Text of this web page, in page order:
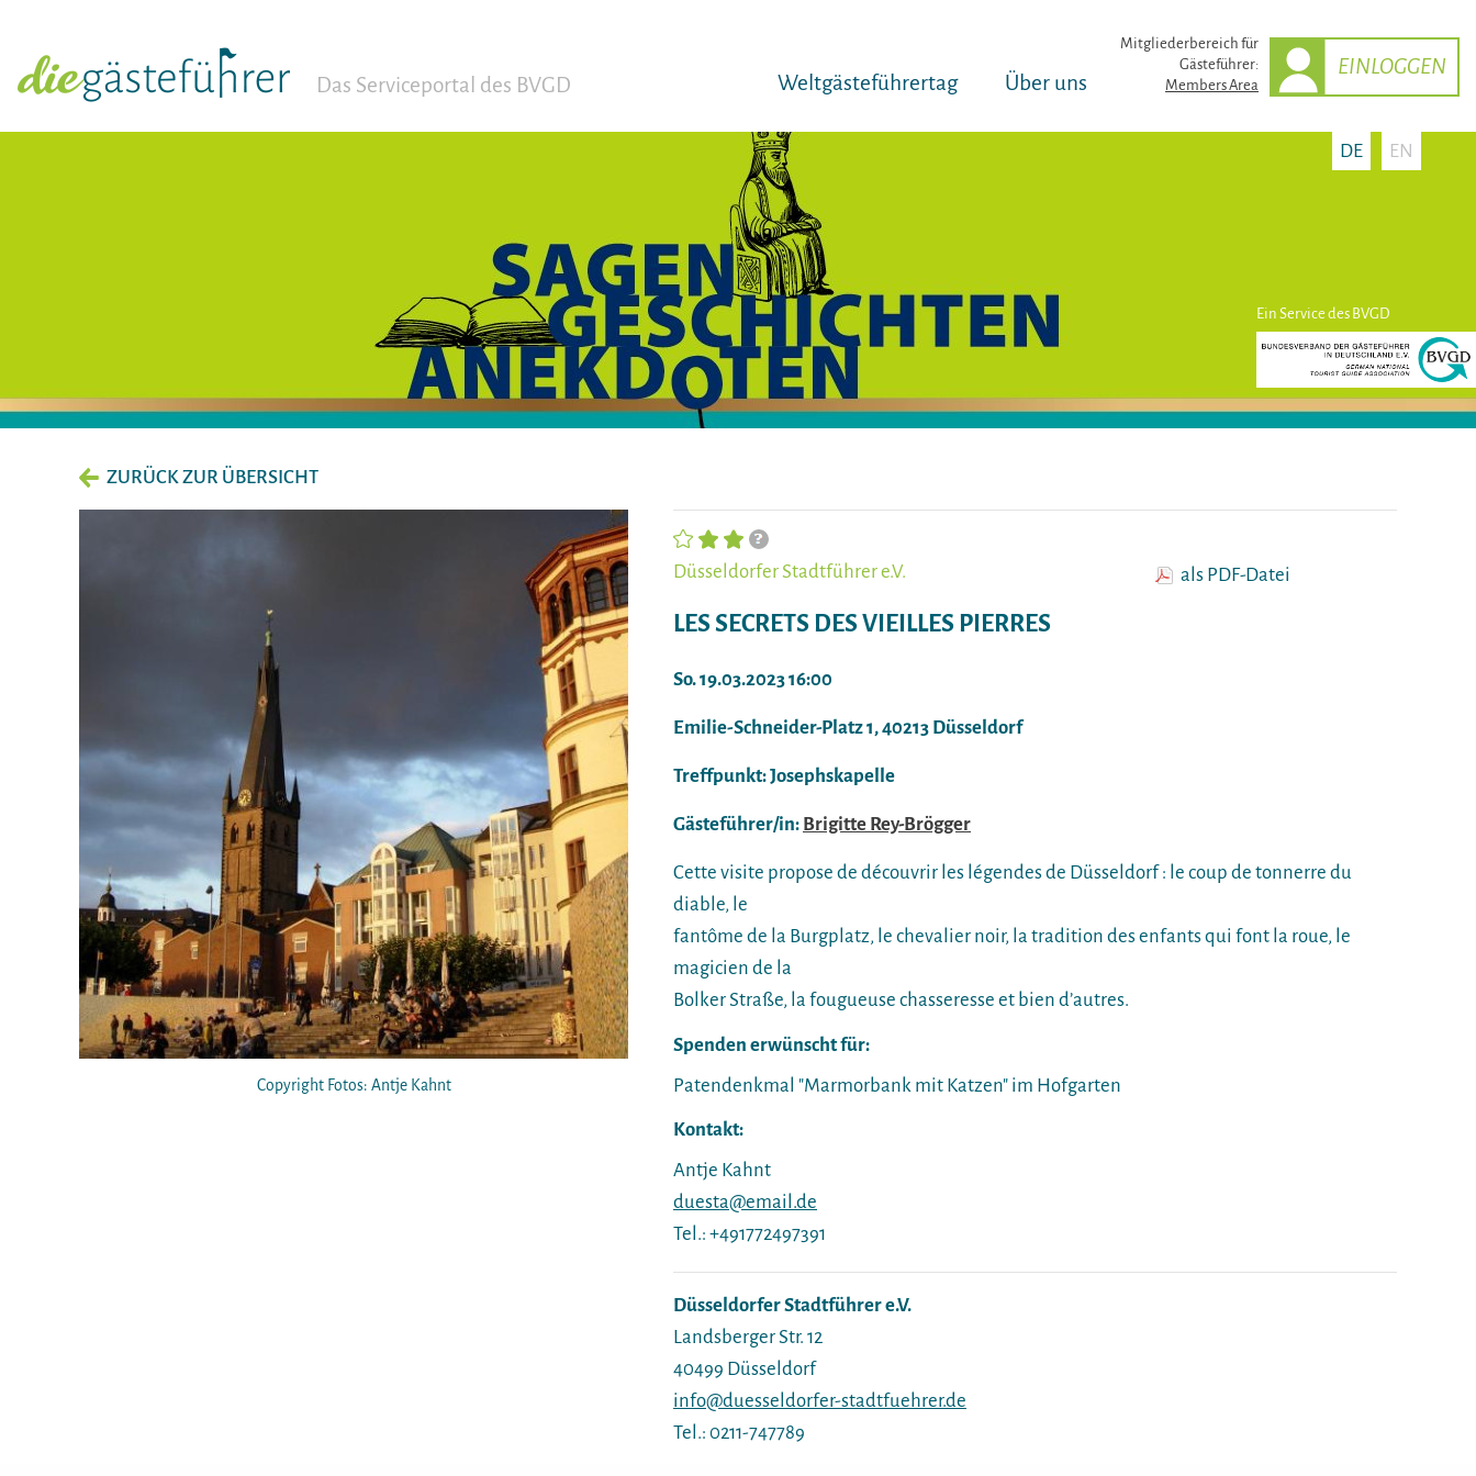
Das Serviceportal des BVGD Weltgäst­eführertag Über uns
Mitglieder­bereich für
Gästeführer:
Members Area
EINLOGGEN
Ein Service des BVGD
DE EN
ZURÜCK ZUR ÜBERSICHT
Copyright Fotos: Antje Kahnt
als PDF-Datei
Düsseldorfer Stadtführer e.V.
LES SECRETS DES VIEILLES PIERRES
So. 19.03.2023 16:00
Emilie-Schneider-Platz 1, 40213 Düsseldorf
Treffpunkt: Josephskapelle
Gästeführer/in: Brigitte Rey-Brögger
Cette visite propose de découvrir les légendes de Düsseldorf : le coup de tonnerre du
diable, le
fantôme de la Burgplatz, le chevalier noir, la tradition des enfants qui font la roue, le
magicien de la
Bolker Straße, la fougueuse chasseresse et bien d’autres.
Spenden erwünscht für:
Patendenkmal "Marmorbank mit Katzen" im Hofgarten
Kontakt:
Antje Kahnt
duesta@email.de
Tel.: +491772497391
Düsseldorfer Stadtführer e.V.
Landsberger Str. 12
40499 Düsseldorf
info@duesseldorfer-stadtfuehrer.de
Tel.: 0211-747789